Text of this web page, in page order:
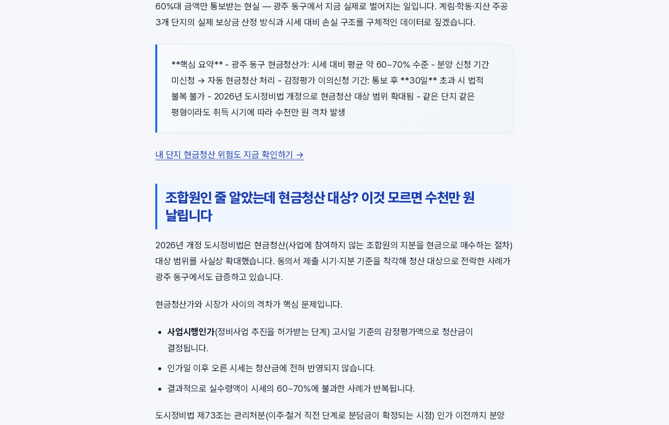
60%대 금액만 통보받는 현실 — 광주 동구에서 지금 실제로 벌어지는 일입니다. 계림·학동·지산 주공
3개 단지의 실제 보상금 산정 방식과 시세 대비 손실 구조를 구체적인 데이터로 짚겠습니다.
**핵심 요약** - 광주 동구 현금청산가: 시세 대비 평균 약 60~70% 수준 - 분양 신청 기간
미신청 → 자동 현금청산 처리 - 감정평가 이의신청 기간: 통보 후 **30일** 초과 시 법적
불복 불가 - 2026년 도시정비법 개정으로 현금청산 대상 범위 확대됨 - 같은 단지 같은
평형이라도 취득 시기에 따라 수천만 원 격차 발생
내 단지 현금청산 위험도 지금 확인하기 →
조합원인 줄 알았는데 현금청산 대상? 이것 모르면 수천만 원
날립니다
2026년 개정 도시정비법은 현금청산(사업에 참여하지 않는 조합원의 지분을 현금으로 매수하는 절차)
대상 범위를 사실상 확대했습니다. 동의서 제출 시기·지분 기준을 착각해 청산 대상으로 전락한 사례가
광주 동구에서도 급증하고 있습니다.
현금청산가와 시장가 사이의 격차가 핵심 문제입니다.
사업시행인가(정비사업 추진을 허가받는 단계) 고시일 기준의 감정평가액으로 청산금이
결정됩니다.
인가일 이후 오른 시세는 청산금에 전혀 반영되지 않습니다.
결과적으로 실수령액이 시세의 60~70%에 불과한 사례가 반복됩니다.
도시정비법 제73조는 관리처분(이주·철거 직전 단계로 분담금이 확정되는 시점) 인가 이전까지 분양